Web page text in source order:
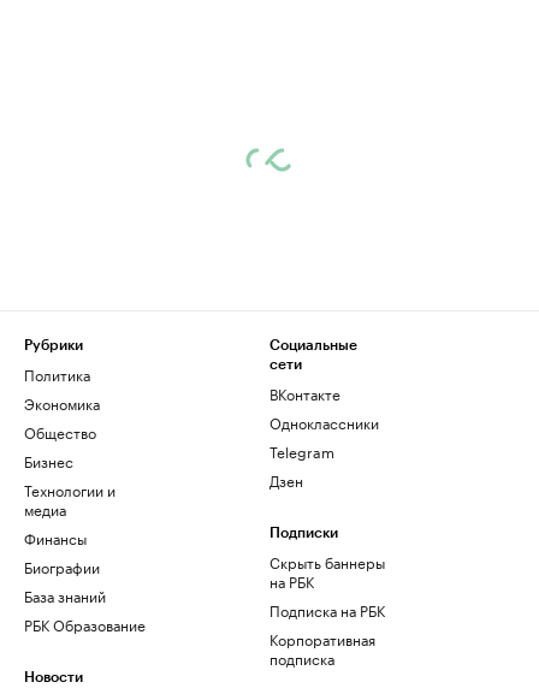
Рубрики
Политика
Экономика
Общество
Бизнес
Технологии и
медиа
Финансы
Биографии
База знаний
РБК Образование
Новости
Социальные
сети
ВКонтакте
Одноклассники
Telegram
Дзен
Подписки
Скрыть баннеры
на РБК
Подписка на РБК
Корпоративная
подписка